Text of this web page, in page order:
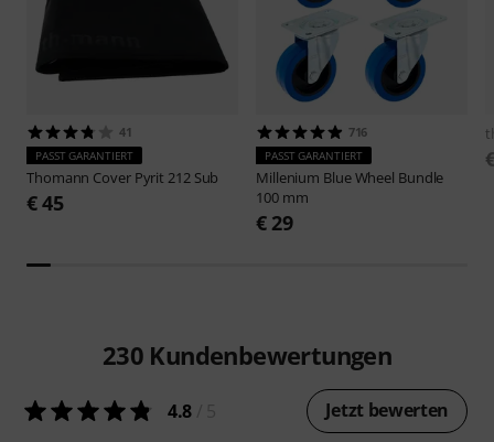
41
PASST GARANTIERT
Thomann Cover Pyrit 212 Sub
€ 45
716
PASST GARANTIERT
Millenium Blue Wheel Bundle
100 mm
€ 29
230 Kundenbewertungen
4.8 Jetzt bewerten